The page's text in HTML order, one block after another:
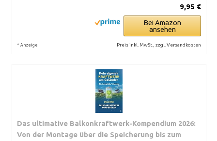
9,95 €
Bei Amazon
ansehen
* Anzeige Preis inkl. MwSt., zzgl. Versandkosten
Das ultimative Balkonkraftwerk-Kompendium 2026:
Von der Montage über die Speicherung bis zum